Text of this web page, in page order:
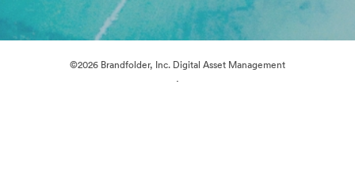
©2026 Brandfolder, Inc. Digital Asset Management
·